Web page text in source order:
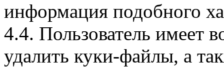
информация подобного
4.4. Пользователь имеет
удалить куки-файлы, а